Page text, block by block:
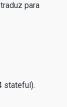
para
stateful).